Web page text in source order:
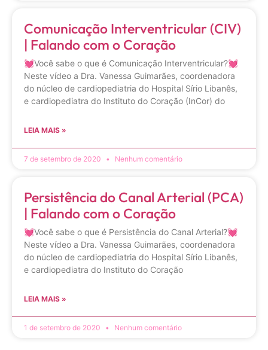
Comunicação Interventricular (CIV)
| Falando com o Coração
💓Você sabe o que é Comunicação Interventricular?💓
Neste vídeo a Dra. Vanessa Guimarães, coordenadora
do núcleo de cardiopediatria do Hospital Sírio Libanês,
e cardiopediatra do Instituto do Coração (InCor) do
LEIA MAIS »
7 de setembro de 2020 Nenhum comentário
Persistência do Canal Arterial (PCA)
| Falando com o Coração
💓Você sabe o que é Persistência do Canal Arterial?💓
Neste vídeo a Dra. Vanessa Guimarães, coordenadora
do núcleo de cardiopediatria do Hospital Sírio Libanês,
e cardiopediatra do Instituto do Coração
LEIA MAIS »
1 de setembro de 2020 Nenhum comentário